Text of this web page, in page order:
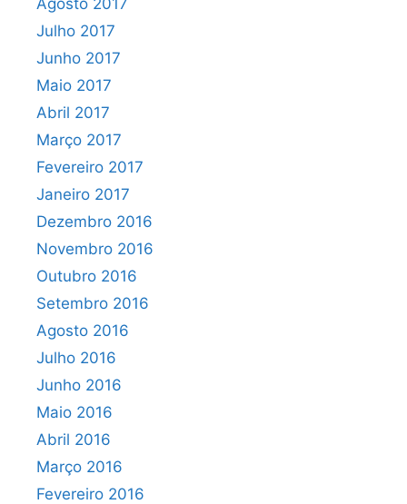
Agosto 2017
Julho 2017
Junho 2017
Maio 2017
Abril 2017
Março 2017
Fevereiro 2017
Janeiro 2017
Dezembro 2016
Novembro 2016
Outubro 2016
Setembro 2016
Agosto 2016
Julho 2016
Junho 2016
Maio 2016
Abril 2016
Março 2016
Fevereiro 2016